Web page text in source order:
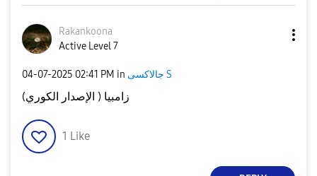
Rakankoona
Active Level 7
‎04-07-2025 02:41 PM in جالاكسى S
زامبيا ( الإصدار الكوري)
1 Like